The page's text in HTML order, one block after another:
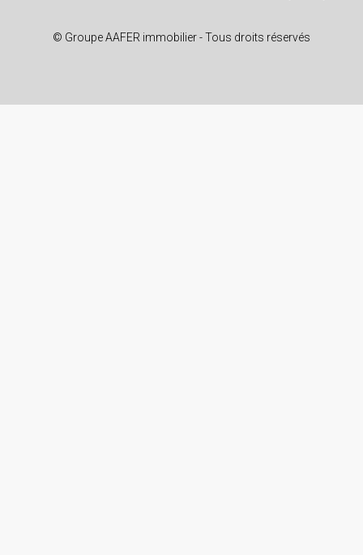
© Groupe AAFER immobilier - Tous droits réservés